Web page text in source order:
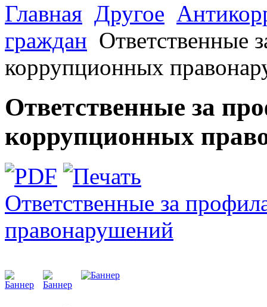
Главная Другое
граждан Ответственные
коррупционных
Ответственные за
коррупционных
Ответственные за
правонарушений